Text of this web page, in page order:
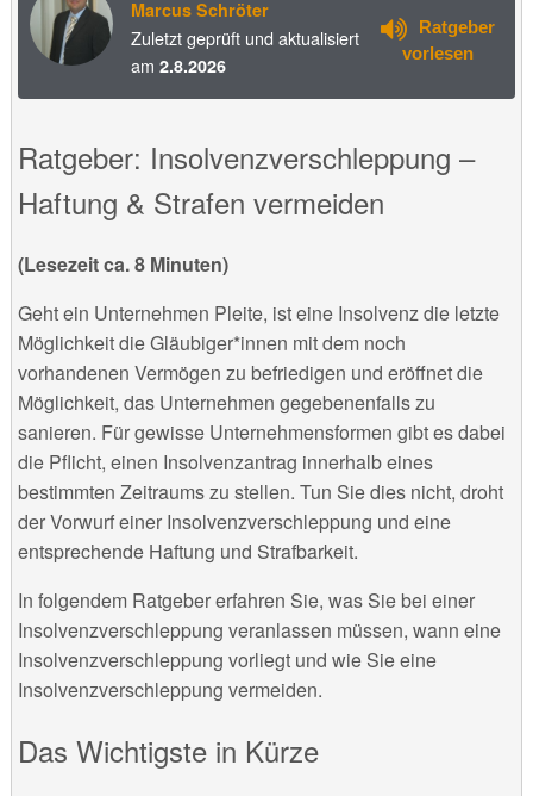
Marcus Schröter
Zuletzt geprüft und aktualisiert
am 2.8.2026
Ratgeber
vorlesen
Ratgeber: Insolvenzverschleppung –
Haftung & Strafen vermeiden
(Lesezeit ca. 8 Minuten)
Geht ein Unternehmen Pleite, ist eine Insolvenz die letzte
Möglichkeit die Gläubiger*innen mit dem noch
vorhandenen Vermögen zu befriedigen und eröffnet die
Möglichkeit, das Unternehmen gegebenenfalls zu
sanieren. Für gewisse Unternehmensformen gibt es dabei
die Pflicht, einen Insolvenzantrag innerhalb eines
bestimmten Zeitraums zu stellen. Tun Sie dies nicht, droht
der Vorwurf einer Insolvenzverschleppung und eine
entsprechende Haftung und Strafbarkeit.
In folgendem Ratgeber erfahren Sie, was Sie bei einer
Insolvenzverschleppung veranlassen müssen, wann eine
Insolvenzverschleppung vorliegt und wie Sie eine
Insolvenzverschleppung vermeiden.
Das Wichtigste in Kürze